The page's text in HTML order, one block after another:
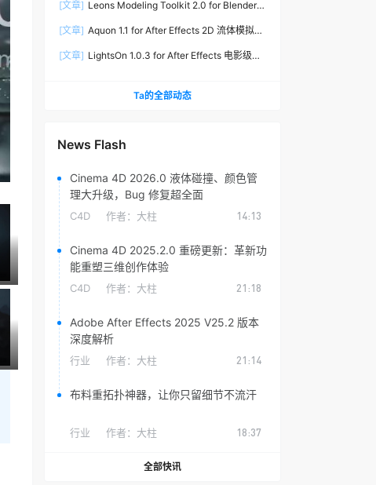
[文章] Leons Modeling Toolkit 2.0 for Blender
[文章] Aquon 1.1 for After Effects 2D 流体模拟插
[文章] LightsOn 1.0.3 for After Effects 电影级镜
Ta的全部动态
News Flash
Cinema 4D 2026.0 液体碰撞、颜色管
理大升级，Bug 修复超全面
C4D 作者： 大柱 14:13
Cinema 4D 2025.2.0 重磅更新：革新功
能重塑三维创作体验
C4D 作者： 大柱 21:18
Adobe After Effects 2025 V25.2 版本
深度解析
行业 作者： 大柱 21:14
布料重拓扑神器，让你只留细节不流汗
行业 作者： 大柱 18:37
全部快讯